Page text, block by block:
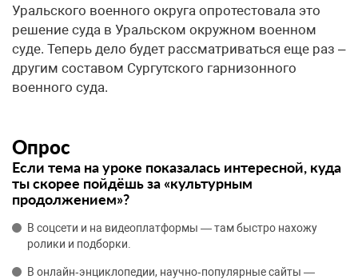
Уральского военного округа опротестовала это
решение суда в Уральском окружном военном
суде. Теперь дело будет рассматриваться еще раз –
другим составом Сургутского гарнизонного
военного суда.
Опрос
Если тема на уроке показалась интересной, куда
ты скорее пойдёшь за «культурным
продолжением»?
В соцсети и на видеоплатформы — там быстро нахожу
ролики и подборки.
В онлайн‑энциклопедии, научно‑популярные сайты —